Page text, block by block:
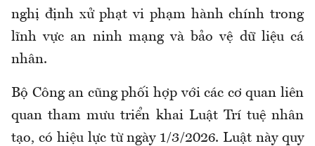
nghị định xử phạt vi phạm hành chính trong
lĩnh vực an ninh mạng và bảo vệ dữ liệu cá
nhân.
Bộ Công an cũng phối hợp với các cơ quan liên
quan tham mưu triển khai Luật Trí tuệ nhân
tạo, có hiệu lực từ ngày 1/3/2026. Luật này quy